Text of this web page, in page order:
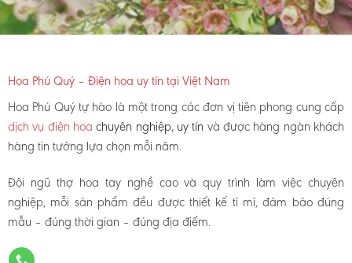
Hoa Phú Quý – Điện hoa uy tín tại Việt Nam
Hoa Phú Quý tự hào là một trong các đơn vị tiên phong cung cấp
dịch vụ điện hoachuyên nghiệp, uy tín và được hàng ngàn khách
hàng tin tưởng lựa chọn mỗi năm.
Đội ngũ thợ hoa tay nghề cao và quy trình làm việc chuyên
nghiệp, mỗi sản phẩm đều được thiết kế tỉ mỉ, đảm bảo đúng
mẫu – đúng thời gian – đúng địa điểm.